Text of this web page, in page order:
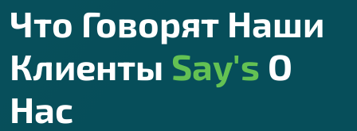
Что Говорят Наши
Клиенты Say's О
Нас